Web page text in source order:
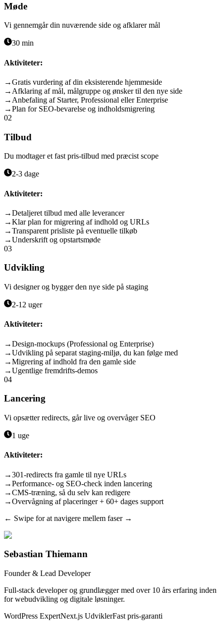
Møde
Vi gennemgår din nuværende side og afklarer mål
30 min
Aktiviteter:
→Gratis vurdering af din eksisterende hjemmeside
→ Afklaring af mål, målgruppe og ønsker til den nye side
→ Anbefaling af Starter, Professional eller Enterprise
→Plan for SEO-bevarelse og indholdsmigrering
02
Tilbud
Du modtager et fast pris-tilbud med præcist scope
2-3 dage
Aktiviteter:
→Detaljeret tilbud med alle leverancer
→Klar plan for migrering af indhold og URLs
→Transparent prisliste på eventuelle tilkøb
→Underskrift og opstartsmøde
03
Udvikling
Vi designer og bygger den nye side på staging
2-12 uger
Aktiviteter:
→Design-mockups (Professional og Enterprise)
→Udvikling på separat staging-miljø, du kan følge med
→Migrering af indhold fra den gamle side
→Ugentlige fremdrifts-demos
04
Lancering
Vi opsætter redirects, går live og overvåger SEO
1 uge
Aktiviteter:
→301-redirects fra gamle til nye URLs
→Performance- og SEO-check inden lancering
→CMS-træning, så du selv kan redigere
→Overvågning af placeringer + 60+ dages support
← Swipe for at navigere mellem faser →
Sebastian Thiemann
Founder & Lead Developer
Full-stack developer og grundlægger med over 10 års erfaring inden
for webudvikling og digitale løsninger.
WordPress ExpertNext.js UdviklerFast pris-garanti